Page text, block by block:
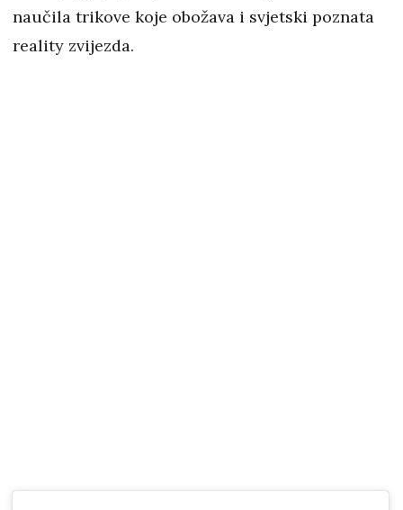
naučila trikove koje obožava i svjetski poznata
reality zvijezda.